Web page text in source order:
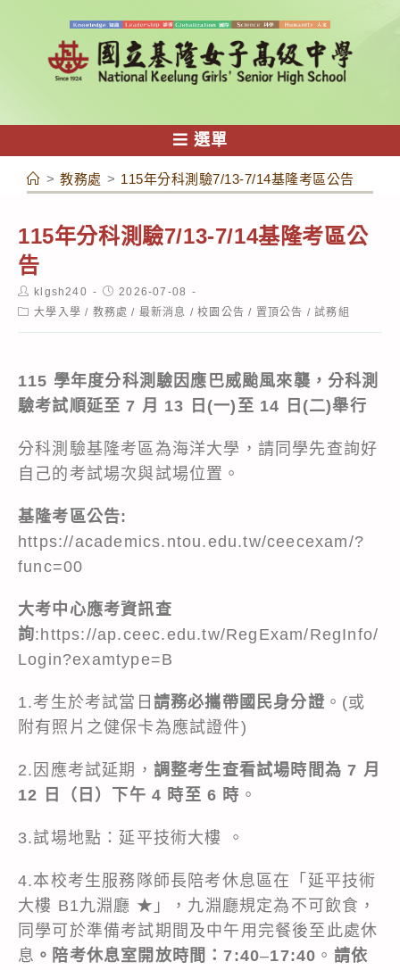
容
選單
> 教務處 > 115年分科測驗7/13-7/14基隆考區公告
115年分科測驗7/13-7/14基隆考區公
告
Post
author:
klgsh240
Post
published:
2026-07-08
Post大學入學 / 教務處 / 最新消息 / 校園公告 / 置頂公告 / 試務組
115 學年度分科測驗因應巴威颱風來襲，分科測
驗考試順延至 7 月 13 日(一)至 14 日(二)舉行
分科測驗基隆考區為海洋大學，請同學先查詢好
自己的考試場次與試場位置。
基隆考區公告:
https://academics.ntou.edu.tw/ceecexam/?
func=00
大考中心應考資訊查
詢:https://ap.ceec.edu.tw/RegExam/RegInfo/
Login?examtype=B
1.考生於考試當日 請務必攜帶國民身分證。(或
附有照片之健保卡為應試證件)
2.因應考試延期， 調整考生查看試場時間為 7 月
12 日（日）下午 4 時至 6 時 。
3.試場地點：延平技術大樓 。
4.本校考生服務隊師長陪考休息區在「延平技術
大樓 B1九淵廳 ★」，九淵廳規定為不可飲食，
同學可於準備考試期間及中午用完餐後至此處休
息 。陪考休息室開放時間：7:40–17:40 。 請依